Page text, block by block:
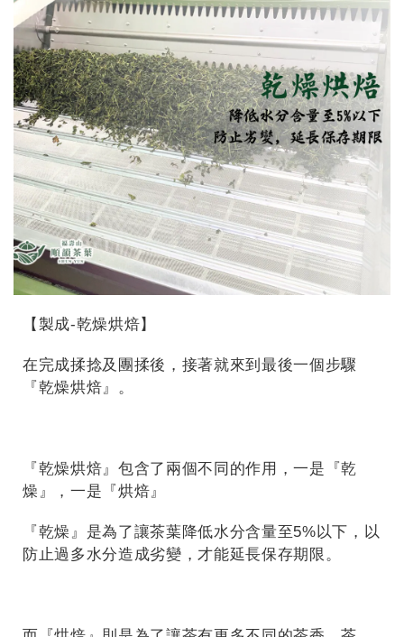
【製成-乾燥烘焙】
在完成揉捻及團揉後，接著就來到最後一個步驟
『乾燥烘焙』。
『乾燥烘焙』包含了兩個不同的作用，一是『乾
燥』，一是『烘焙』
『乾燥』是為了讓茶葉降低水分含量至5%以下，以
防止過多水分造成劣變，才能延長保存期限。